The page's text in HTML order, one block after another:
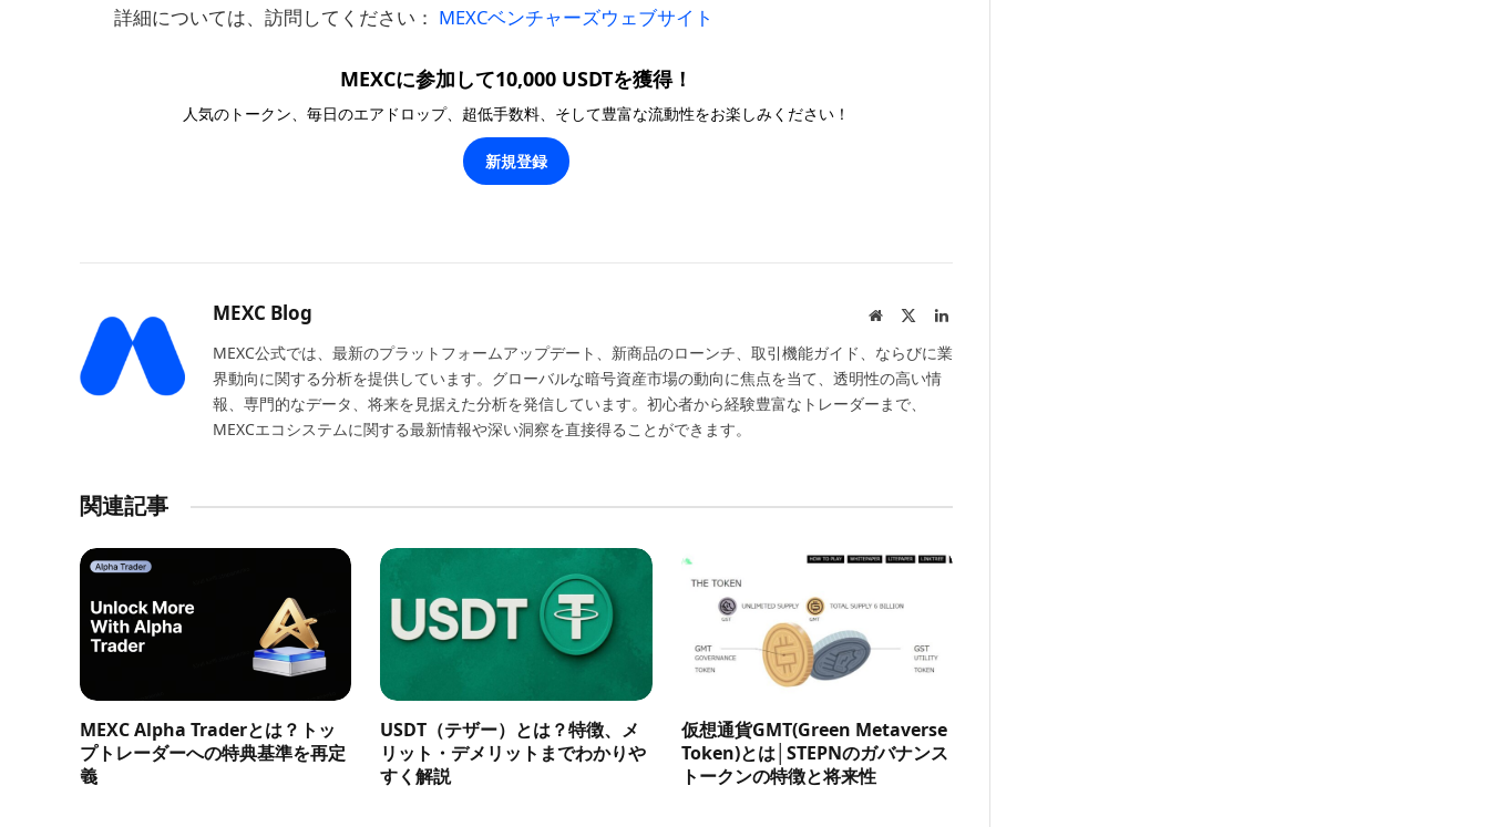
詳細については、訪問してください： MEXCベンチャーズウェブサイト
MEXCに参加して10,000 USDTを獲得！
人気のトークン、毎日のエアドロップ、超低手数料、そして豊富な流動性をお楽しみください！
新規登録
MEXC Blog Website LinkedIn
MEXC公式では、最新のプラットフォームアップデート、新商品のローンチ、取引機能ガイド、ならびに業
界動向に関する分析を提供しています。グローバルな暗号資産市場の動向に焦点を当て、透明性の高い情
報、専門的なデータ、将来を見据えた分析を発信しています。初心者から経験豊富なトレーダーまで、
MEXCエコシステムに関する最新情報や深い洞察を直接得ることができます。
関連記事
MEXC Alpha Traderとは？トッ
プトレーダーへの特典基準を再定
義
USDT（テザー）とは？特徴、メ
リット・デメリットまでわかりや
すく解説
仮想通貨GMT(Green Metaverse
Token)とは│STEPNのガバナンス
トークンの特徴と将来性